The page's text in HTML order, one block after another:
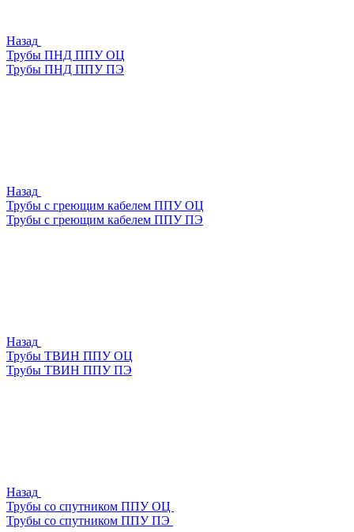
Назад
Трубы ПНД ППУ ОЦ
Трубы ПНД ППУ ПЭ
Назад
Трубы с греющим кабелем ППУ ОЦ
Трубы с греющим кабелем ППУ ПЭ
Назад
Трубы ТВИН ППУ ОЦ
Трубы ТВИН ППУ ПЭ
Назад
Трубы со спутником ППУ ОЦ
Трубы со спутником ППУ ПЭ